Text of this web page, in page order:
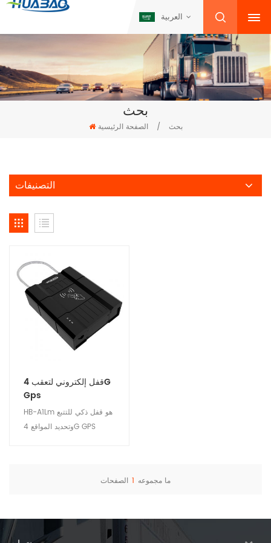
العربية
بحث
الصفحة الرئيسية / بحث
التصنيفات
قفل إلكتروني لتعقب 4G
Gps
HB-A1Lm هو قفل ذكي للتتبع
وتحديد المواقع 4G GPS
ما مجموعه 1 الصفحات